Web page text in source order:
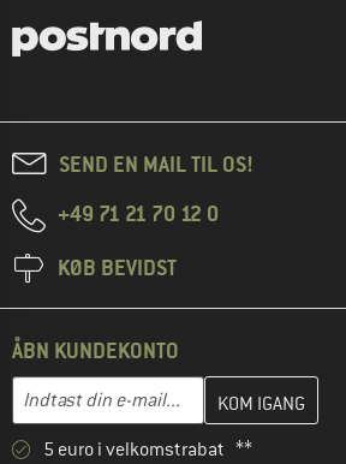
SEND EN MAIL TIL OS!
+49 71 21 70 12 0
KØB BEVIDST
ÅBN KUNDEKONTO
Indtast din e-mail...
Indtast din e-mailadresse her, og opret
5 euro i velkomstrabat **